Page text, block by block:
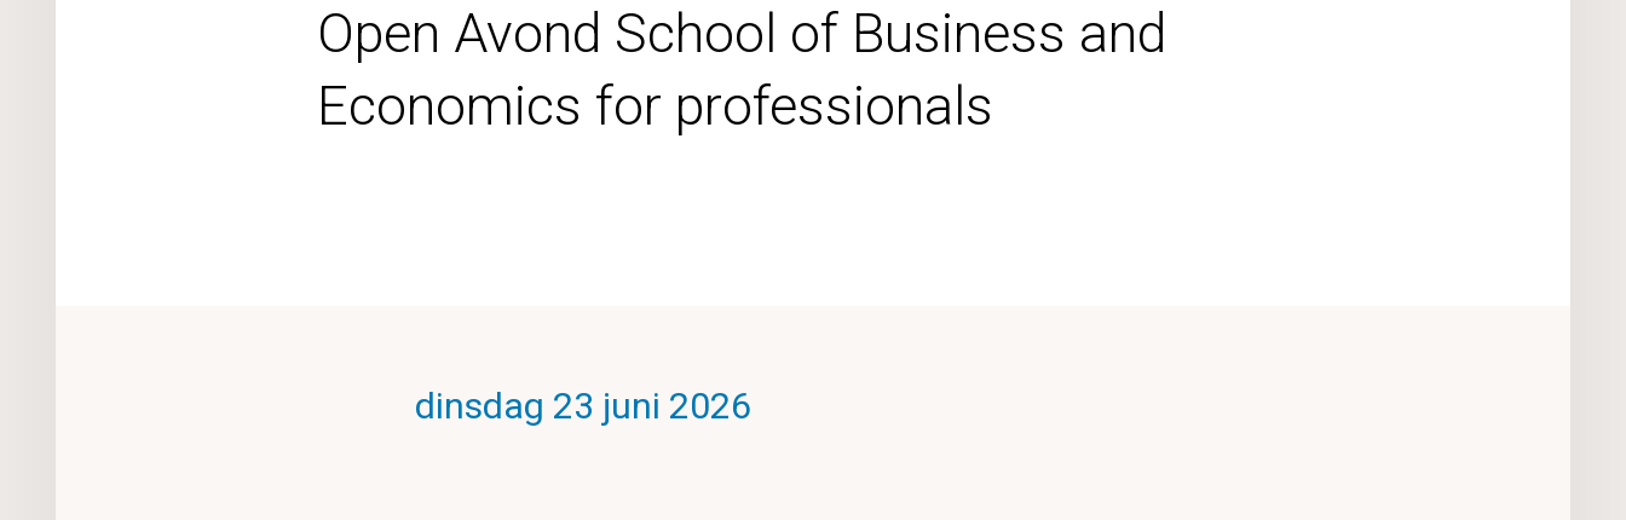
Open Avond School of Business and
Economics for professionals
dinsdag 23 juni 2026